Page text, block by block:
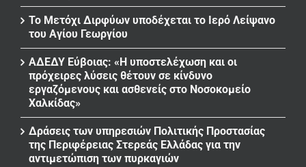
Το Μετόχι Διρφύων υποδέχεται το Ιερό Λείψανο
του Αγίου Γεωργίου
ΑΔΕΔΥ Εύβοιας: «Η υποστελέχωση και οι
πρόχειρες λύσεις θέτουν σε κίνδυνο
εργαζόμενους και ασθενείς στο Νοσοκομείο
Χαλκίδας»
Δράσεις των υπηρεσιών Πολιτικής Προστασίας
της Περιφέρειας Στερεάς Ελλάδας για την
αντιμετώπιση των πυρκαγιών